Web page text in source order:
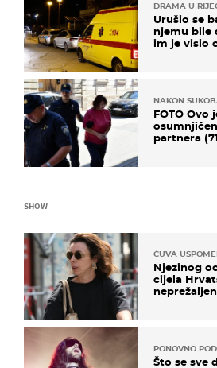
DRAMA U
Urušio se
njemu bile
im je visio
NAKON
FOTO Ovo
partnera
SHOW
ČUVA
Njezinog
cijela
PONOVNO
Što se sve